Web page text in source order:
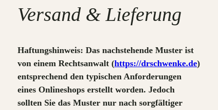
Versand & Lieferung
Haftungshinweis: Das nachstehende Muster ist
von einem Rechtsanwalt (https://drschwenke.de)
entsprechend den typischen Anforderungen
eines Onlineshops erstellt worden. Jedoch
sollten Sie das Muster nur nach sorgfältiger